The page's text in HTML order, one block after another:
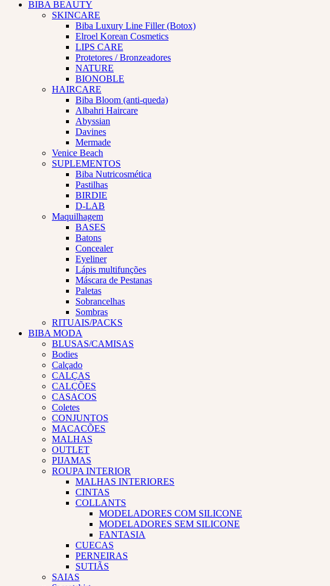
BIBA BEAUTY
SKINCARE
Biba Luxury Line Filler (Botox)
Elroel Korean Cosmetics
LIPS CARE
Protetores / Bronzeadores
NATURE
BIONOBLE
HAIRCARE
Biba Bloom (anti-queda)
Albahri Haircare
Abyssian
Davines
Mermade
Venice Beach
SUPLEMENTOS
Biba Nutricosmética
Pastilhas
BIRDIE
D-LAB
Maquilhagem
BASES
Batons
Concealer
Eyeliner
Lápis multifunções
Máscara de Pestanas
Paletas
Sobrancelhas
Sombras
RITUAIS/PACKS
BIBA MODA
BLUSAS/CAMISAS
Bodies
Calçado
CALÇAS
CALÇÕES
CASACOS
Coletes
CONJUNTOS
MACACÕES
MALHAS
OUTLET
PIJAMAS
ROUPA INTERIOR
MALHAS INTERIORES
CINTAS
COLLANTS
MODELADORES COM SILICONE
MODELADORES SEM SILICONE
FANTASIA
CUECAS
PERNEIRAS
SUTIÃS
SAIAS